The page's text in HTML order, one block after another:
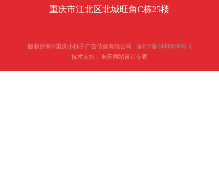
重庆市江北区北城旺角C栋25楼
版权所有©重庆小框子广告传媒有限公司 渝ICP备14008636号-1
技术支持：重庆网站设计专家